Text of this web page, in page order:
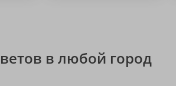
в любой город